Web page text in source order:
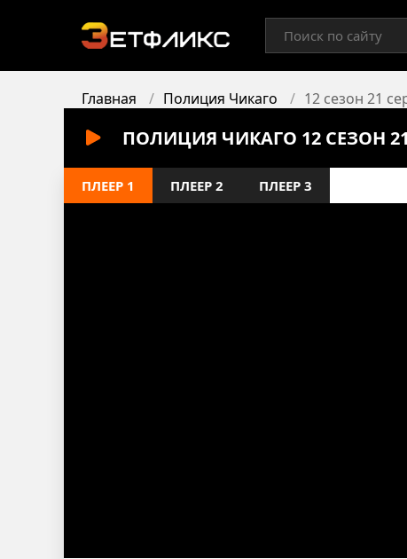
Главная Полиция Чикаго 12 сезон 21
ПОЛИЦИЯ ЧИКАГО 12 СЕЗОН
ПЛЕЕР 1 ПЛЕЕР 2 ПЛЕЕР 3